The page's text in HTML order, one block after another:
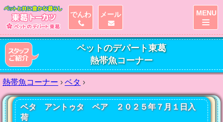
ペットのデパート東葛
熱帯魚コーナー
熱帯魚コーナー › ベタ ›
ベタ アントゥタ ペア ２０２５年７月１日入
荷
でんわ メール MENU